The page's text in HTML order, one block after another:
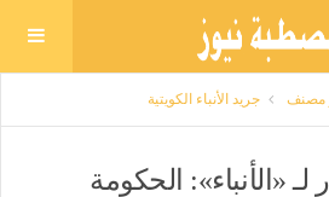
مصنف جريد الأنباء الكويتية
لـ «الأنباء»: الحكومة